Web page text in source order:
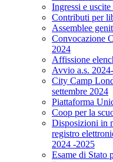
Ingressi e
Contributi per
Assemblee
Convocazione
2024
Affissione
Avvio a.s.
City Camp
settembre 2024
Piattaforma
Coop per la
Disposizioni in
registro
2024 -2025
Esame di Stato